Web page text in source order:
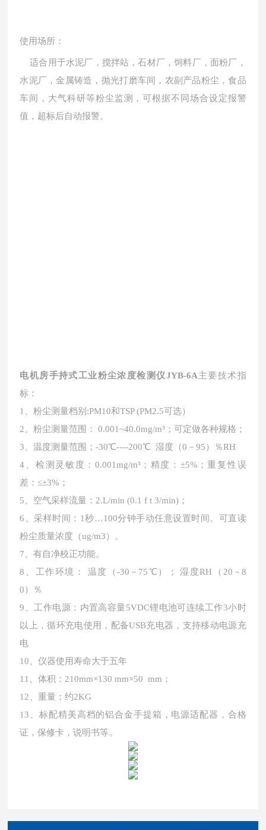
使用场所：
适合用于水泥厂，搅拌站，石材厂，饲料厂，面粉厂，
水泥厂，金属铸造 ， 抛光打磨车间， 农副产品粉尘，食品
车间
，大气科研等粉尘监测，可根据不同场合设定报警
值，超标后自动报警。
电机房手持式工业粉尘浓度检测仪JYB-6A主要技术指
标 ：
1、粉尘测量档别:PM10和TSP (PM2.5可选）
2、粉尘测量范围： 0.001~40.0mg/m³；可定做各种规格；
3、温度测量范围；-30℃----200℃ 湿度（0－95）％RH
4、检测灵敏度：0.001mg/m³； 精度： ±5%； 重复性误
差： ≤±3%；
5、空气采样流量：2.L/min (0.1 f t 3/min)；
6、采样时间：1秒…100分钟手动任意设置时间。可直读
粉尘质量浓度（ug/m3）。
7、有自净校正功能。
8、工作环境： 温度（-30－75℃）； 湿度RH（20－8
0）％
9、工作电源：内置高容量5VDC锂电池可连续工作3小时
以上，循环充电使用，配备USB充电器，支持移动电源充
电
10、仪器使用寿命大于五年
11、体积：210mm×130 mm×50 mm；
12、重量；约2KG
13、标配精美高档的铝合金手提箱，电源适配器，合格
证，保修卡，说明书等。